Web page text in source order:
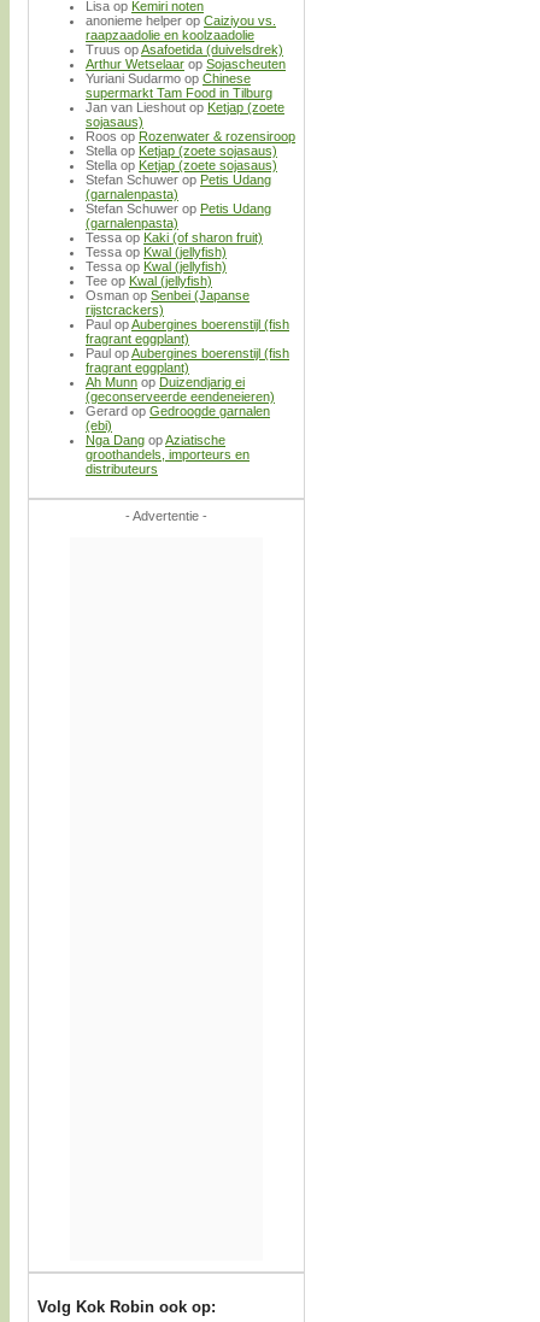
Lisa op Kemiri noten
anonieme helper op Caiziyou vs.
raapzaadolie en koolzaadolie
Truus opAsafoetida (duivelsdrek)
Arthur Wetselaar op Sojascheuten
Yuriani Sudarmo op Chinese
supermarkt Tam Food in Tilburg
Jan van Lieshout op Ketjap (zoete
sojasaus)
Roos op Rozenwater & rozensiroop
Stella op Ketjap (zoete sojasaus)
Stella op Ketjap (zoete sojasaus)
Stefan Schuwer op Petis Udang
(garnalenpasta)
Stefan Schuwer op Petis Udang
(garnalenpasta)
Tessa op Kaki (of sharon fruit)
Tessa op Kwal (jellyfish)
Tessa op Kwal (jellyfish)
Tee op Kwal (jellyfish)
Osman op Senbei (Japanse
rijstcrackers)
Paul opAubergines boerenstijl (fish
fragrant eggplant)
Paul opAubergines boerenstijl (fish
fragrant eggplant)
Ah Munn op Duizendjarig ei
(geconserveerde eendeneieren)
Gerard op Gedroogde garnalen
(ebi)
Nga Dang opAziatische
groothandels, importeurs en
distributeurs
- Advertentie -
Volg Kok Robin ook op: